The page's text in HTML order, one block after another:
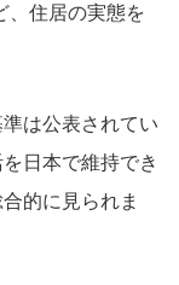
、住居の実態を
は公表されてい
日本で維持でき
的に見られま